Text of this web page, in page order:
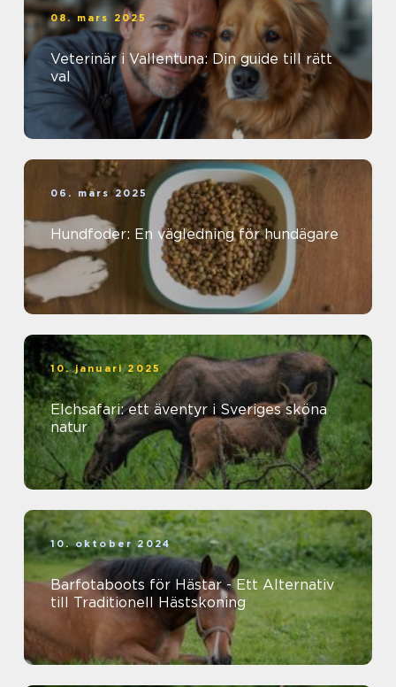
08. mars 2025
Veterinär i Vallentuna: Din guide till rätt
val
06. mars 2025
Hundfoder: En vägledning för hundägare
10. januari 2025
Elchsafari: ett äventyr i Sveriges sköna
natur
10. oktober 2024
Barfotaboots för Hästar - Ett Alternativ
till Traditionell Hästskoning